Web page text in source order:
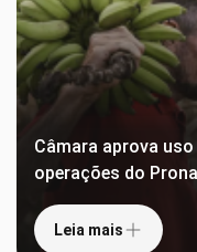
Câmara aprova
operações do
Leia mais